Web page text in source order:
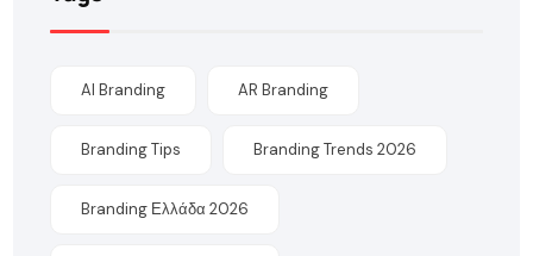
AI Branding AR Branding
Branding Tips Branding Trends 2026
Branding Ελλάδα 2026